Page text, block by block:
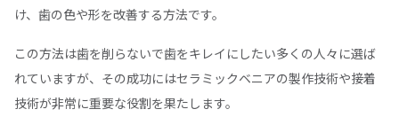
け、歯の色や形を改善する方法です。
この方法は歯を削らないで歯をキレイにしたい多くの人々に選ば
れていますが、その成功にはセラミックベニアの製作技術や接着
技術が非常に重要な役割を果たします。